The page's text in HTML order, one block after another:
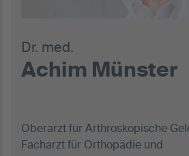
Dr. med.
Achim Münster
Oberarzt für Arthroskopische
Facharzt für Orthopädie und